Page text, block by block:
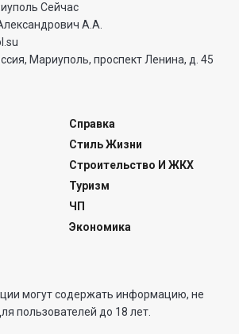
Сейчас
А.А.
Мариуполь, проспект Ленина, д. 45
Справка
Стиль Жизни
Строительство И ЖКХ
Туризм
ЧП
Экономика
могут содержать информацию, не
пользователей до 18 лет.